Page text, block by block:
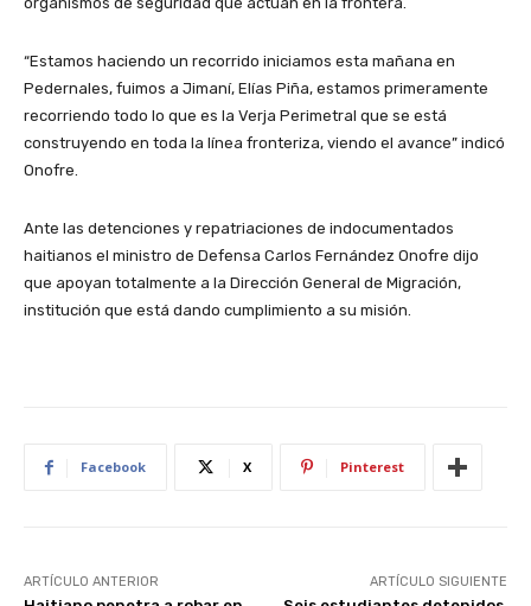
“Estamos haciendo un recorrido iniciamos esta mañana en
Pedernales, fuimos a Jimaní, Elías Piña, estamos primeramente
recorriendo todo lo que es la Verja Perimetral que se está
construyendo en toda la línea fronteriza, viendo el avance” indicó
Onofre.
Ante las detenciones y repatriaciones de indocumentados
haitianos el ministro de Defensa Carlos Fernández Onofre dijo
que apoyan totalmente a la Dirección General de Migración,
institución que está dando cumplimiento a su misión.
Facebook X Pinterest
ARTÍCULO ANTERIOR ARTÍCULO SIGUIENTE